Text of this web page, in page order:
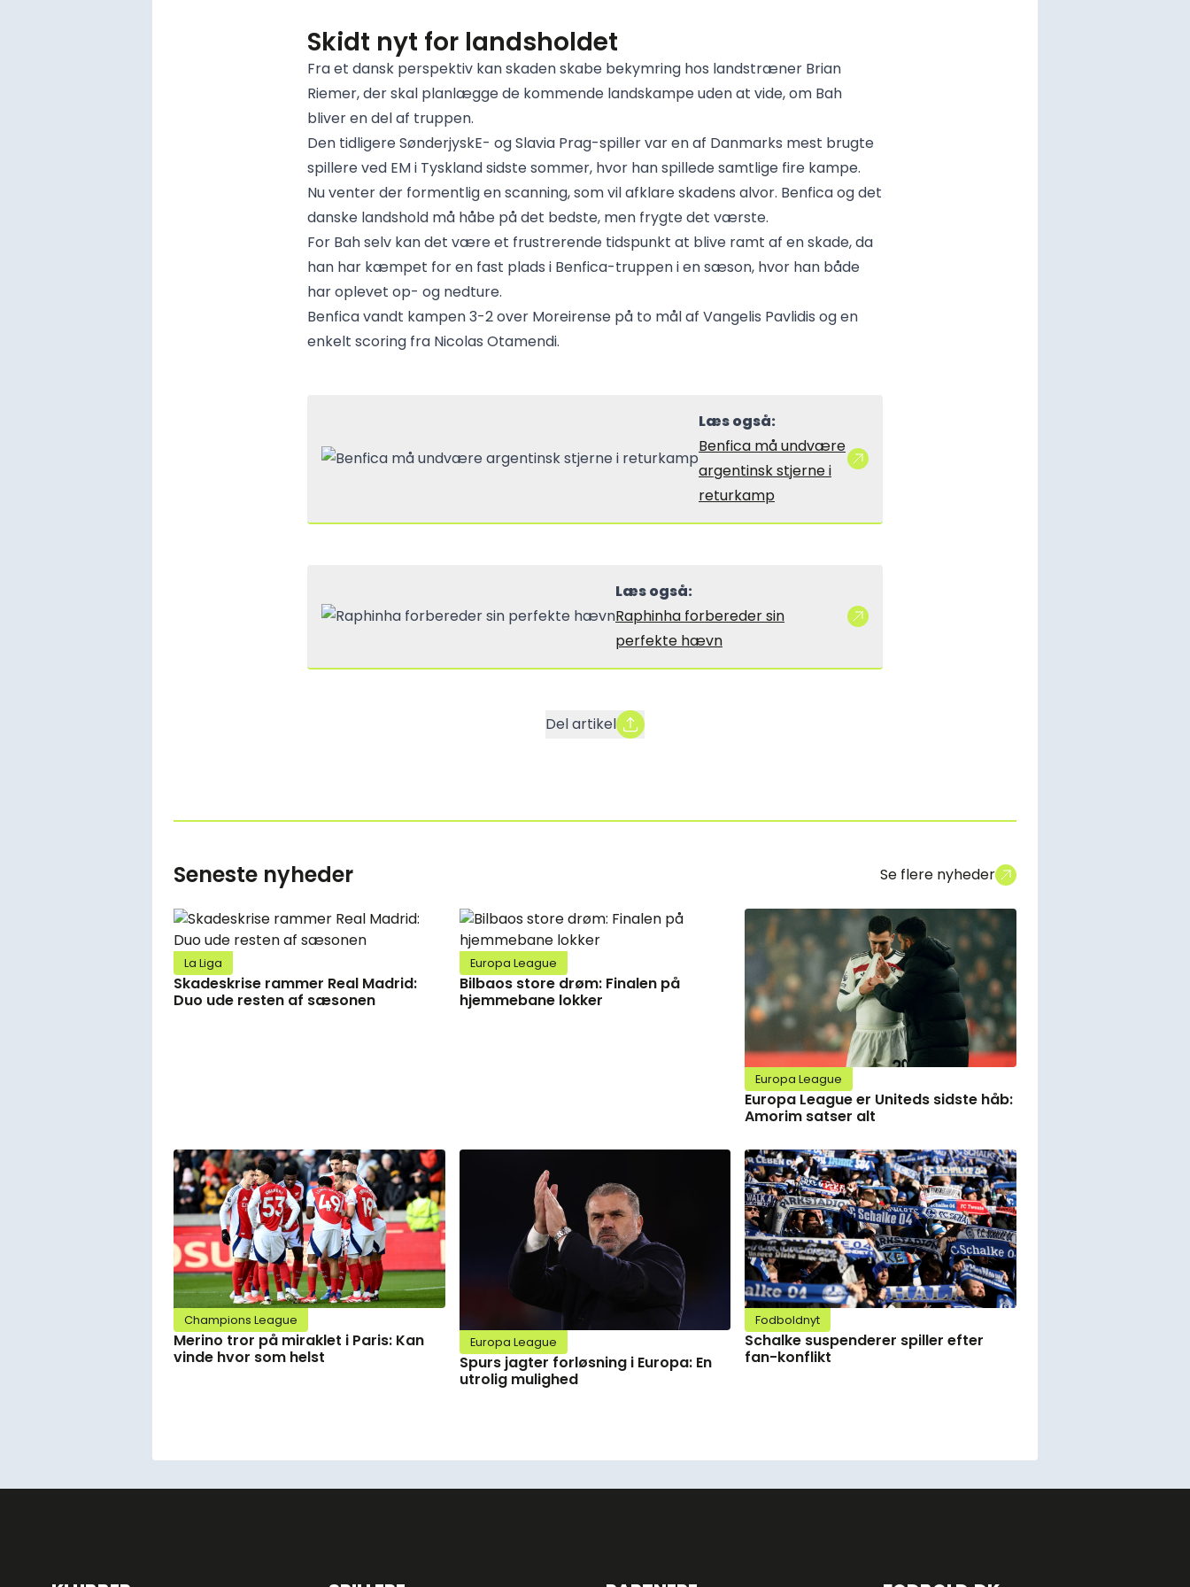
Skidt nyt for landsholdet
Fra et dansk perspektiv kan skaden skabe bekymring hos landstræner Brian
Riemer, der skal planlægge de kommende landskampe uden at vide, om Bah
bliver en del af truppen.
Den tidligere SønderjyskE- og Slavia Prag-spiller var en af Danmarks mest brugte
spillere ved EM i Tyskland sidste sommer, hvor han spillede samtlige fire kampe.
Nu venter der formentlig en scanning, som vil afklare skadens alvor. Benfica og det
danske landshold må håbe på det bedste, men frygte det værste.
For Bah selv kan det være et frustrerende tidspunkt at blive ramt af en skade, da
han har kæmpet for en fast plads i Benfica-truppen i en sæson, hvor han både
har oplevet op- og nedture.
Benfica vandt kampen 3-2 over Moreirense på to mål af Vangelis Pavlidis og en
enkelt scoring fra Nicolas Otamendi.
Læs også:
Benfica må undvære
argentinsk stjerne i
returkamp
Læs også:
Raphinha forbereder sin
perfekte hævn
Del artikel
Seneste nyheder Se flere nyheder
La Liga
Skadeskrise rammer Real Madrid:
Duo ude resten af sæsonen
Europa League
Bilbaos store drøm: Finalen på
hjemmebane lokker
Europa League
Europa League er Uniteds sidste håb:
Amorim satser alt
Champions League
Merino tror på miraklet i Paris: Kan
vinde hvor som helst
Europa League
Spurs jagter forløsning i Europa: En
utrolig mulighed
Fodboldnyt
Schalke suspenderer spiller efter
fan-konflikt